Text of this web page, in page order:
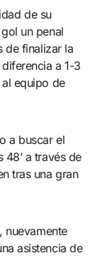
de su
un penal
de finalizar la
a 1-3
equipo de
a buscar el
a través de
tras una gran
nuevamente
asistencia de